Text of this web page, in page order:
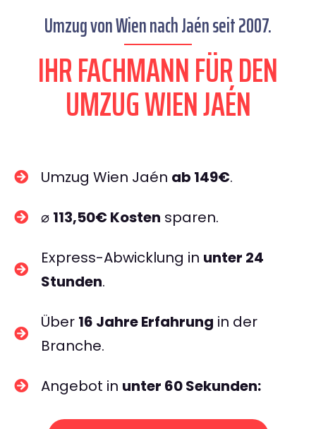
Umzug von Wien nach Jaén seit 2007.
IHR FACHMANN FÜR DEN
UMZUG WIEN JAÉN
Umzug Wien Jaén ab 149€.
⌀ 113,50€ Kosten sparen.
Express-Abwicklung in unter 24
Stunden.
Über 16 Jahre Erfahrung in der
Branche.
Angebot in unter 60 Sekunden: